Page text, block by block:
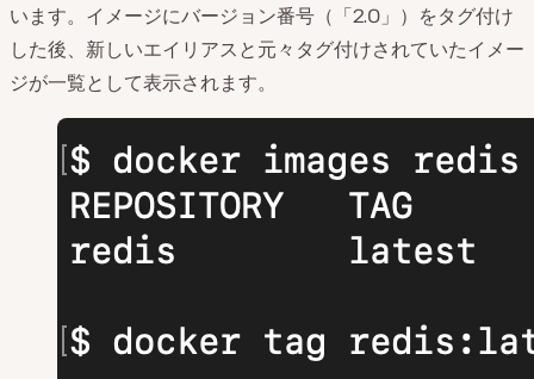
います。イメージにバージョン番号（「2.0」）をタグ付け
した後、新しいエイリアスと元々タグ付けされていたイメー
ジが一覧として表示されます。